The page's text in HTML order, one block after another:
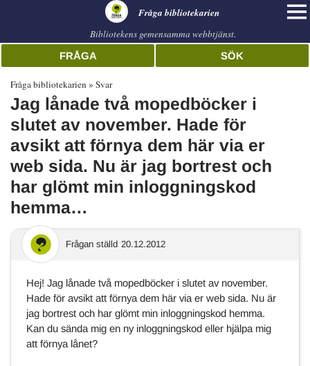
Fråga bibliotekarien
Bibliotekens gemensamma webbtjänst.
FRÅGA SÖK
Fråga bibliotekarien Svar
Jag lånade två mopedböcker i
slutet av november. Hade för
avsikt att förnya dem här via er
web sida. Nu är jag bortrest och
har glömt min inloggningskod
hemma…
Frågan ställd 20.12.2012
Hej! Jag lånade två mopedböcker i slutet av november.
Hade för avsikt att förnya dem här via er web sida. Nu är
jag bortrest och har glömt min inloggningskod hemma.
Kan du sända mig en ny inloggningskod eller hjälpa mig
att förnya lånet?